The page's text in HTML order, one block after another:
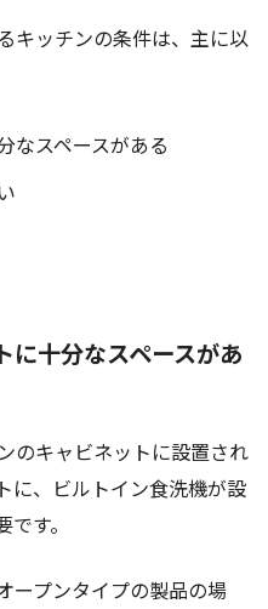
キッチンの条件は、主に以
なスペースがある
に十分なスペースがあ
のキャビネットに設置され
に、ビルトイン食洗機が設
す。
ープンタイプの製品の場